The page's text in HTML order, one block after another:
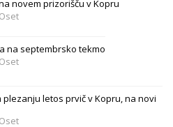
novem prizorišču v Kopru
na septembrsko tekmo
plezanju letos prvič v Kopru, na novi